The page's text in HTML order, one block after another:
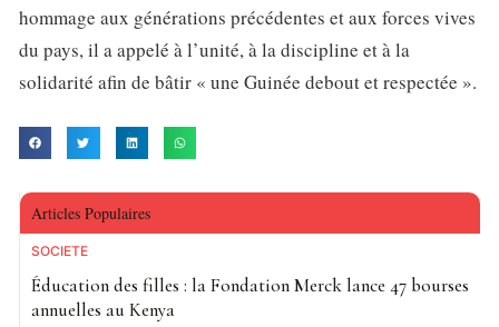
hommage aux générations précédentes et aux forces vives
du pays, il a appelé à l’unité, à la discipline et à la
solidarité afin de bâtir « une Guinée debout et respectée ».
Articles Populaires
SOCIETE
Éducation des filles : la Fondation Merck lance 47 bourses
annuelles au Kenya